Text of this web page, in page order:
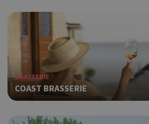
BRASSERIE
COAST BRASSERIE